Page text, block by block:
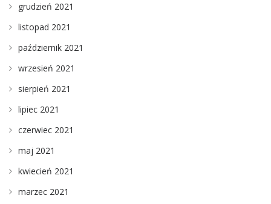
grudzień 2021
listopad 2021
październik 2021
wrzesień 2021
sierpień 2021
lipiec 2021
czerwiec 2021
maj 2021
kwiecień 2021
marzec 2021